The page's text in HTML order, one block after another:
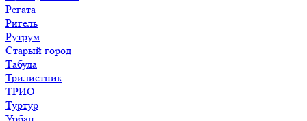
Регата
Ригель
Рутрум
Старый город
Табула
Трилистник
ТРИО
Туртур